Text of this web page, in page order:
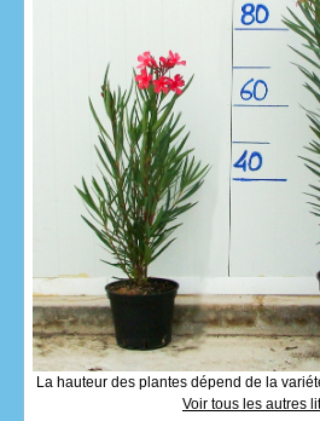
La hauteur des plantes dépend de la
Voir tous les autres